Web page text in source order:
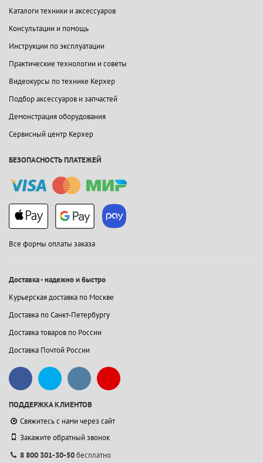
Каталоги техники и аксессуаров
Консультации и помощь
Инструкции по эксплуатации
Практические технологии и советы
Видеокурсы по технике Керхер
Подбор аксессуаров и запчастей
Демонстрация оборудования
Сервисный центр Керхер
БЕЗОПАСНОСТЬ ПЛАТЕЖЕЙ
Все формы оплаты заказа
Доставка - надежно и быстро
Курьерская доставка по Москве
Доставка по Санкт-Петербургу
Доставка товаров по России
Доставка Почтой России
ПОДДЕРЖКА КЛИЕНТОВ
Свяжитесь с нами через сайт
Закажите обратный звонок
8 800 301-30-50бесплатно